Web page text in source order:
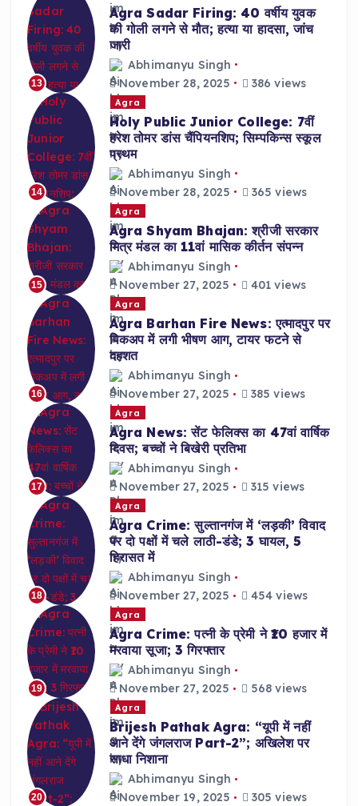
13
Agra Sadar Firing: 40 वर्षीय युवक
की गोली लगने से मौत; हत्या या हादसा, जांच
जारी
Abhimanyu Singh
November 28, 2025
386 views
14
Agra
Holy Public Junior College: 7वीं
हरेश तोमर डांस चैंपियनशिप; सिम्पकिन्स स्कूल
प्रथम
Abhimanyu Singh
November 28, 2025
365 views
15
Agra
Agra Shyam Bhajan: श्रीजी सरकार
मित्र मंडल का 11वां मासिक कीर्तन संपन्न
Abhimanyu Singh
November 27, 2025
401 views
16
Agra
Agra Barhan Fire News: एत्मादपुर पर
पिकअप में लगी भीषण आग, टायर फटने से
दहशत
Abhimanyu Singh
November 27, 2025
385 views
17
Agra
Agra News: सेंट फेलिक्स का 47वां वार्षिक
दिवस; बच्चों ने बिखेरी प्रतिभा
Abhimanyu Singh
November 27, 2025
315 views
18
Agra
Agra Crime: सुल्तानगंज में ‘लड़की’ विवाद
पर दो पक्षों में चले लाठी-डंडे; 3 घायल, 5
हिरासत में
Abhimanyu Singh
November 27, 2025
454 views
19
Agra
Agra Crime: पत्नी के प्रेमी ने ₹10 हजार में
मरवाया सूजा; 3 गिरफ्तार
Abhimanyu Singh
November 27, 2025
568 views
20
Agra
Brijesh Pathak Agra: “यूपी में नहीं
आने देंगे जंगलराज Part-2”; अखिलेश पर
साधा निशाना
Abhimanyu Singh
November 19, 2025
305 views